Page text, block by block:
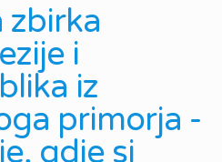
zbirka
i
iz
primorja -
gdje si